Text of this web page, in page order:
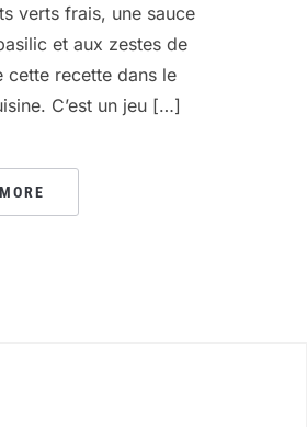
verts frais, une sauce
et aux zestes de
recette dans le
C’est un jeu […]